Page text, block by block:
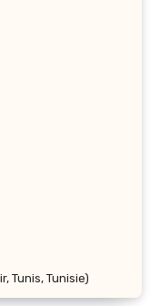
Tunis, Tunisie)